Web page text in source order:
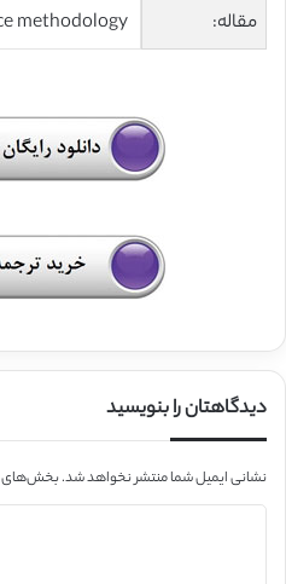
مقاله:
methodology
دیدگاهتان را بنویسید
نشانی ایمیل شما منتشر نخواهد شد.بخش‌های